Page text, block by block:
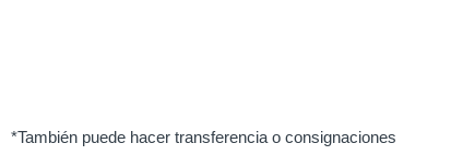
*También puede hacer transferencia o consignaciones